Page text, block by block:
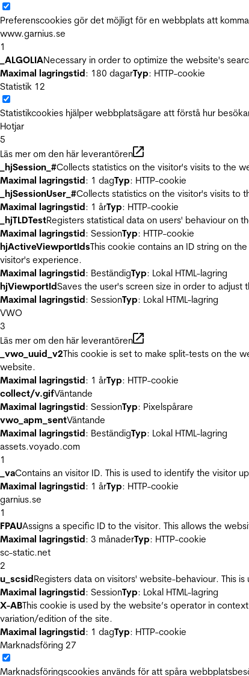
Preferenscookies gör det möjligt för en webbplats att
www.garnius.se
1
_ALGOLIANecessary in order to optimize the website's
Maximal lagringstid: 180 dagarTyp: HTTP-cookie
Statistik 12
Statistikcookies hjälper webbplatsägare att förstå hur
Hotjar
5
Läs mer om den här leverantören
_hjSession_#Collects statistics on the visitor's visits to the
Maximal lagringstid: 1 dagTyp: HTTP-cookie
_hjSessionUser_#Collects statistics on the visitor's visits to
Maximal lagringstid: 1 årTyp: HTTP-cookie
_hjTLDTestRegisters statistical data on users' behaviour on
Maximal lagringstid: SessionTyp: HTTP-cookie
hjActiveViewportIdsThis cookie contains an ID string on
visitor's experience.
Maximal lagringstid: BeständigTyp: Lokal HTML-lagring
hjViewportIdSaves the user's screen size in order to adjust
Maximal lagringstid: SessionTyp: Lokal HTML-lagring
VWO
3
Läs mer om den här leverantören
_vwo_uuid_v2This cookie is set to make split-tests on the
website.
Maximal lagringstid: 1 årTyp: HTTP-cookie
collect/v.gifVäntande
Maximal lagringstid: SessionTyp: Pixelspårare
vwo_apm_sentVäntande
Maximal lagringstid: BeständigTyp: Lokal HTML-lagring
assets.voyado.com
1
_vaContains an visitor ID. This is used to identify the visitor
Maximal lagringstid: 1 årTyp: HTTP-cookie
garnius.se
1
FPAUAssigns a specific ID to the visitor. This allows the
Maximal lagringstid: 3 månaderTyp: HTTP-cookie
sc-static.net
2
u_scsidRegisters data on visitors' website-behaviour. This
Maximal lagringstid: SessionTyp: Lokal HTML-lagring
X-ABThis cookie is used by the website’s operator in
variation/edition of the site.
Maximal lagringstid: 1 dagTyp: HTTP-cookie
Marknadsföring 27
Marknadsföringscookies används för att spåra